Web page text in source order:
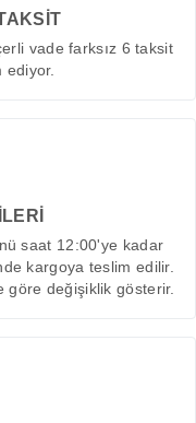
vade farksız 6 taksit
ediyor.
saat 12:00'ye kadar
kargoya teslim edilir.
göre değişiklik gösterir.